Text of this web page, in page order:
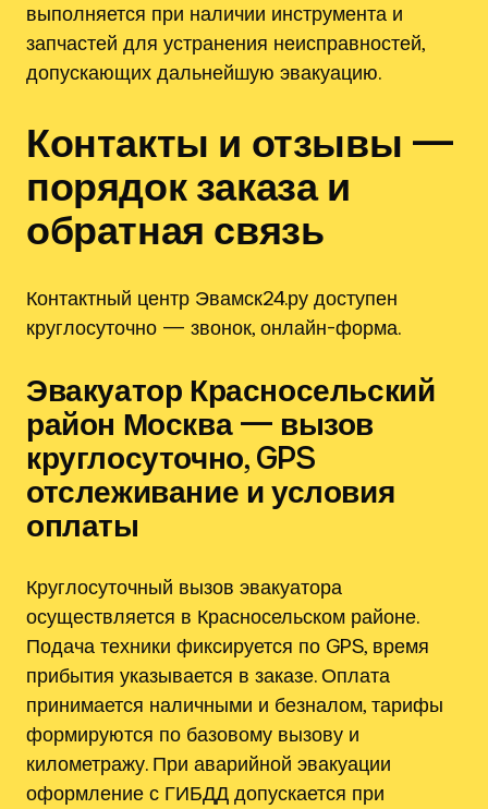
выполняется при наличии инструмента и
запчастей для устранения неисправностей,
допускающих дальнейшую эвакуацию.
Контакты и отзывы —
порядок заказа и
обратная связь
Контактный центр Эвамск24.ру доступен
круглосуточно — звонок, онлайн-форма.
Эвакуатор Красносельский
район Москва — вызов
круглосуточно, GPS
отслеживание и условия
оплаты
Круглосуточный вызов эвакуатора
осуществляется в Красносельском районе.
Подача техники фиксируется по GPS, время
прибытия указывается в заказе. Оплата
принимается наличными и безналом, тарифы
формируются по базовому вызову и
километражу. При аварийной эвакуации
оформление с ГИБДД допускается при